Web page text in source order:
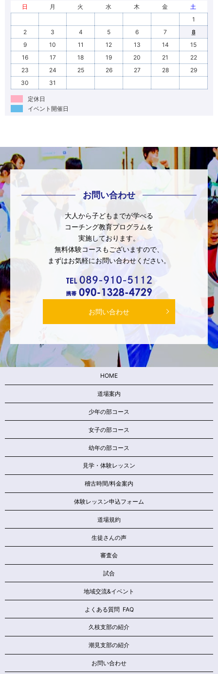
日
月 火 水 木 金
土
1
2
3 4 5 6 7
8
9
10 11 12 13 14
15
16
17 18 19 20 21
22
23
24 25 26 27 28
29
30
31
定休日
イベント開催日
お問い合わせ
大人から子どもまでが学べる
コーチング教育プログラムを
実施しております。
無料体験コースもございますので、
まずはお気軽にお問い合わせください。
お問い合わせ
HOME
道場案内
少年の部コース
女子の部コース
幼年の部コース
見学・体験レッスン
稽古時間/料金案内
体験レッスン申込フォーム
道場規約
生徒さんの声
審査会
試合
地域交流&イベント
よくある質問 FAQ
久枝支部の紹介
潮見支部の紹介
お問い合わせ